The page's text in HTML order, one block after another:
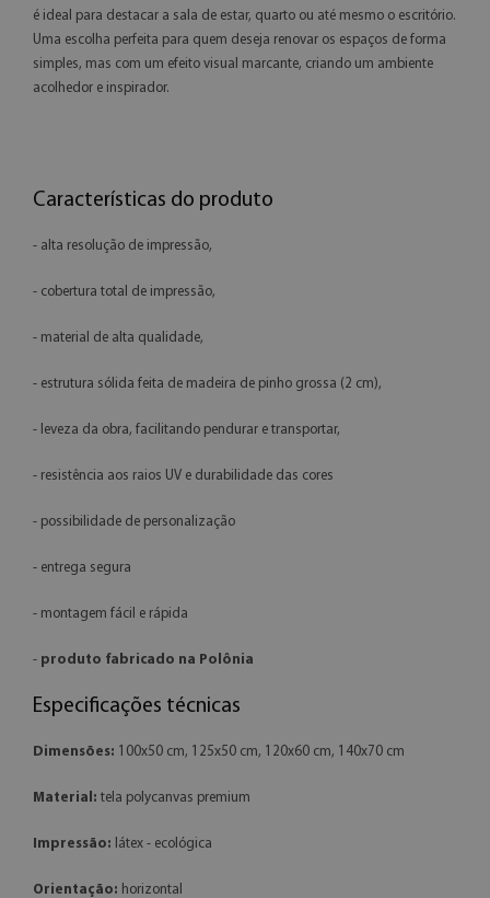
é ideal para destacar a sala de estar, quarto ou até mesmo o escritório.
Uma escolha perfeita para quem deseja renovar os espaços de forma
simples, mas com um efeito visual marcante, criando um ambiente
acolhedor e inspirador.
Características do produto
- alta resolução de impressão,
- cobertura total de impressão,
- material de alta qualidade,
- estrutura sólida feita de madeira de pinho grossa (2 cm),
- leveza da obra, facilitando pendurar e transportar,
- resistência aos raios UV e durabilidade das cores
- possibilidade de personalização
- entrega segura
- montagem fácil e rápida
- produto fabricado na Polônia
Especificações técnicas
Dimensões: 100x50 cm, 125x50 cm, 120x60 cm, 140x70 cm
Material: tela polycanvas premium
Impressão: látex - ecológica
Orientação: horizontal